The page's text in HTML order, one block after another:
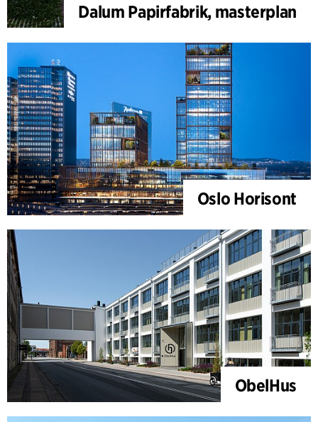
Dalum Papirfabrik, masterplan
Oslo Horisont
ObelHus